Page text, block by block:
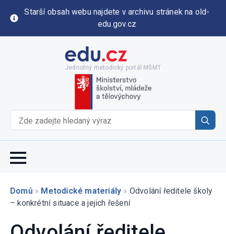
Starší obsah webu najdete v archivu stránek na old-
edu.gov.cz
Jednotný metodický portál MŠMT
for:
Domů » Metodické materiály » Odvolání ředitele školy
– konkrétní situace a jejich řešení